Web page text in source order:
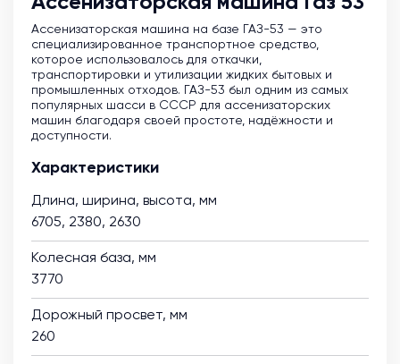
Ассенизаторская машина на базе ГАЗ-53 — это
специализированное транспортное средство,
которое использовалось для откачки,
транспортировки и утилизации жидких бытовых и
промышленных отходов. ГАЗ-53 был одним из самых
популярных шасси в СССР для ассенизаторских
машин благодаря своей простоте, надёжности и
доступности.
Характеристики
Длина, ширина, высота, мм
6705, 2380, 2630
Колесная база, мм
3770
Дорожный просвет, мм
260